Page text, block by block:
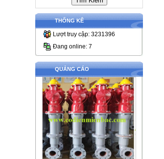
THỐNG KÊ
Lượt truy cập: 3231396
Đang online: 7
QUẢNG CÁO